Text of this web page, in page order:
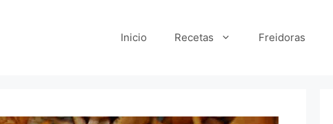
Inicio Recetas Freidoras